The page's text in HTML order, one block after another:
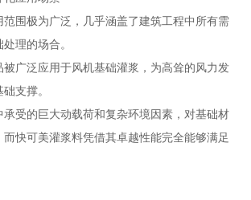
围极为广泛，几乎涵盖了建筑工程中所有需
理的场合。
广泛应用于风机基础灌浆，为高耸的风力发
支撑。
承受的巨大动载荷和复杂环境因素，对基础材
快可美灌浆料凭借其卓越性能完全能够满足